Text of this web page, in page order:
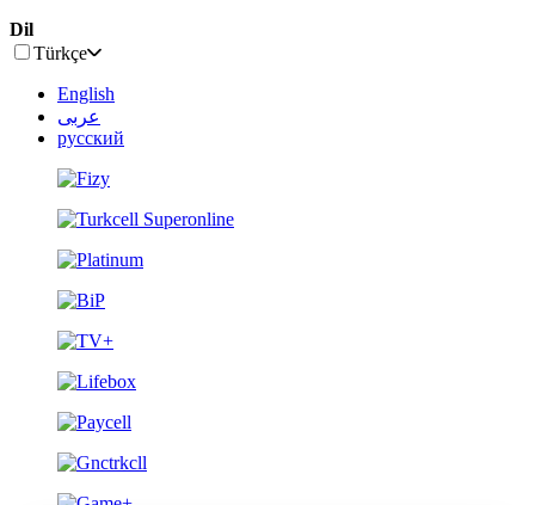
Dil
Türkçe
English
عربى
русский